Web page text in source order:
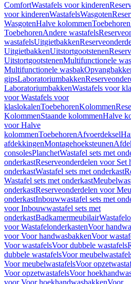
ComfortWastafels voor kinderen
voor kinderenWastafelsWasgoten
WasgotenHalve kolommenToebehoren
ToebehorenAndere wastafels
wastafelsUitgietbakken
UitgietbakkenUitstortgootstenen
UitstortgootstenenMultifunctionele
Multifunctionele wasbak
gipsLaboratoriumbakken
LaboratoriumbakkenWastafels voor
voor Wastafels voor
klaslokalenToebehorenKolommen
KolommenStaande kolommenHalve
voor Halve
kolommenToebehorenAfvoerdeksel
afdekkingenMontagehoeksteunen
consolesPlanchetWastafel sets met
onderkastReserveonderdelen voor Set
onderkastWastafel sets met onderkast
Wastafel sets met onderkast
onderkastReserveonderdelen voor
onderkastInbouwwastafel sets met
voor Inbouwwastafel sets met
onderkastBadkamermeubilair
voor WastafelonderkastenVoor
voor Voor handwasbakkenVoor
Voor wastafelsVoor dubbele wastafels
dubbele wastafelsVoor
Voor meubelwastafelsVoor
Voor opzetwastafelsVoor
voor Voor hoekhandwasbakkenVoor